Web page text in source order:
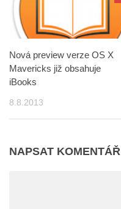
Nová preview verze OS X
Mavericks již obsahuje
iBooks
8.8.2013
NAPSAT KOMENTÁŘ